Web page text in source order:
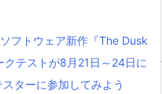
フトウェア新作『The Dusk
テストが8月21日～24日に
ターに参加してみよう